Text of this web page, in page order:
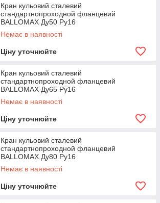
Кран кульовий сталевий
стандартнопроходной фланцевий
BALLOMAX Ду50 Ру16
Немає в наявності
Ціну уточнюйте
Кран кульовий сталевий
стандартнопроходной фланцевий
BALLOMAX Ду65 Ру16
Немає в наявності
Ціну уточнюйте
Кран кульовий сталевий
стандартнопроходной фланцевий
BALLOMAX Ду80 Ру16
Немає в наявності
Ціну уточнюйте